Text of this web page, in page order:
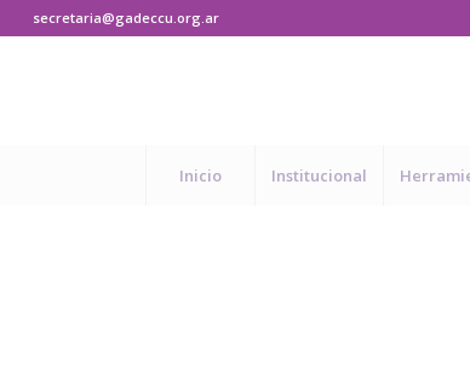
secretaria@gadeccu.org.ar
Inicio Institucional